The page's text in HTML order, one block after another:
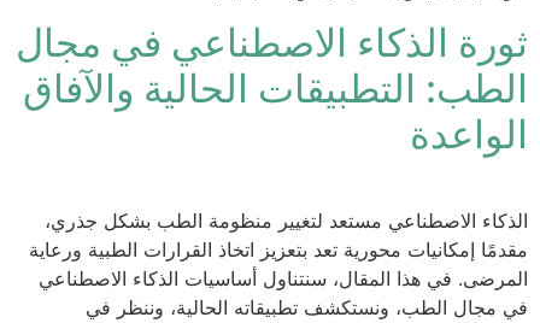
ثورة الذكاء الاصطناعي في مجال
الطب: التطبيقات الحالية والآفاق
الواعدة
الذكاء الاصطناعي مستعد لتغيير منظومة الطب بشكل جذري،
مقدمًا إمكانيات محورية تعد بتعزيز اتخاذ القرارات الطبية ورعاية
المرضى. في هذا المقال، سنتناول أساسيات الذكاء الاصطناعي
في مجال الطب، ونستكشف تطبيقاته الحالية، وننظر في